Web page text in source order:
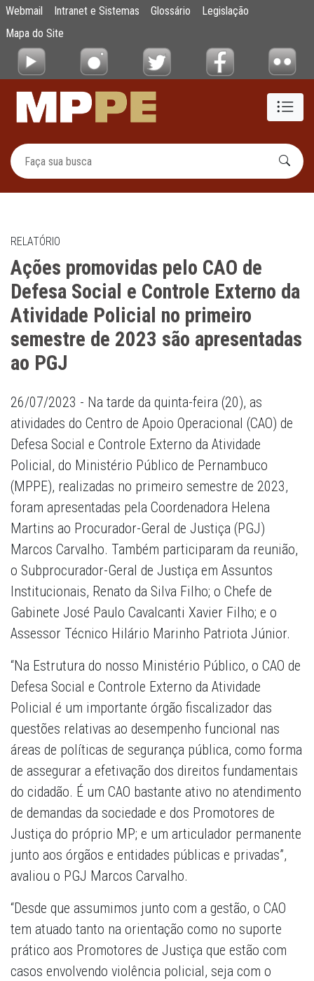
Pular para o Conteúdo principal
Ações promovidas pelo CAO de Defesa
Webmail Intranet e Sistemas Glossário
Legislação
Mapa do Site
RELATÓRIO
Ações promovidas pelo CAO de
Defesa Social e Controle Externo da
Atividade Policial no primeiro
semestre de 2023 são apresentadas
ao PGJ
26/07/2023 - Na tarde da quinta-feira (20), as
atividades do Centro de Apoio Operacional (CAO) de
Defesa Social e Controle Externo da Atividade
Policial, do Ministério Público de Pernambuco
(MPPE), realizadas no primeiro semestre de 2023,
foram apresentadas pela Coordenadora Helena
Martins ao Procurador-Geral de Justiça (PGJ)
Marcos Carvalho. Também participaram da reunião,
o Subprocurador-Geral de Justiça em Assuntos
Institucionais, Renato da Silva Filho; o Chefe de
Gabinete José Paulo Cavalcanti Xavier Filho; e o
Assessor Técnico Hilário Marinho Patriota Júnior.
“Na Estrutura do nosso Ministério Público, o CAO de
Defesa Social e Controle Externo da Atividade
Policial é um importante órgão fiscalizador das
questões relativas ao desempenho funcional nas
áreas de políticas de segurança pública, como forma
de assegurar a efetivação dos direitos fundamentais
do cidadão. É um CAO bastante ativo no atendimento
de demandas da sociedade e dos Promotores de
Justiça do próprio MP; e um articulador permanente
junto aos órgãos e entidades públicas e privadas”,
avaliou o PGJ Marcos Carvalho.
“Desde que assumimos junto com a gestão, o CAO
tem atuado tanto na orientação como no suporte
prático aos Promotores de Justiça que estão com
casos envolvendo violência policial, seja com o